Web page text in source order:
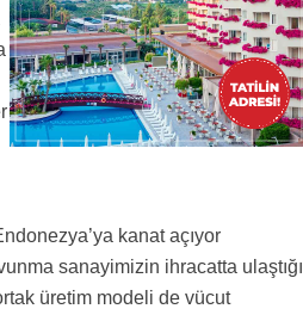
kanat açıyor
sanayimizin ihracatta ulaştığı
üretim modeli de vücut